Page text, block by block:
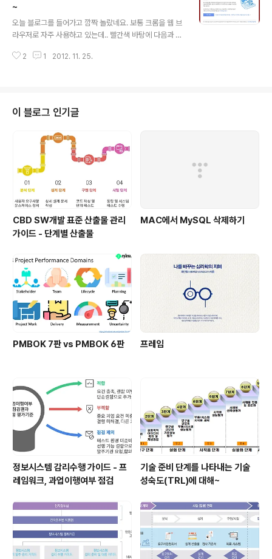
보니 유투브에서 음성을 추출해 MP3를 만들어주는 사이
트가 꽤 많더군요.. 제가 사용한 곳은 http://dirpy.com/
입니다. 먼저 다음과 같이 유투브 URL을 위 사이트에 입력
3를 생성할 수 있는 화면이 나옵니다. 여기에서 시작시간
~
오늘 블로그를 들어가고 깜짝 놀랐네요. 보통 크롬을 웹 브
라우저로 자주 사용하고 있는데.. 빨간색 바탕에 다음과 같
"이 웹사이트 관련 문제점 세부사항"을 클릭해 봤습니다.
알라딘의 ttb2 서버에 문제가 있는 것 같네요. 하지만 스크
립트를 제거해도 여전히 크롬에서는 악성코드 페이지로 나
옵니다. 그래서 위 화면의 하단의 "Google 웹마스터 도
구"를 클릭해서 구글로 "검토 요청을 보내야 합니다. 일단,
검토 요청은 보내놨는데.. 내일 중으로 다시 한번 확인해 봐
야겠네요.. 개인 ..
2 1 2012. 11. 25.
이 블로그 인기글
CBD SW개발 표준 산출물 관리
가이드 - 단계별 산출물
MAC에서 MySQL 삭제하기
PMBOK 7판 vs PMBOK 6판 프레임
정보시스템 감리수행 가이드 - 프
레임워크, 과업이행여부 점검
기술 준비 단계를 나타내는 기술
성숙도(TRL)에 대해~